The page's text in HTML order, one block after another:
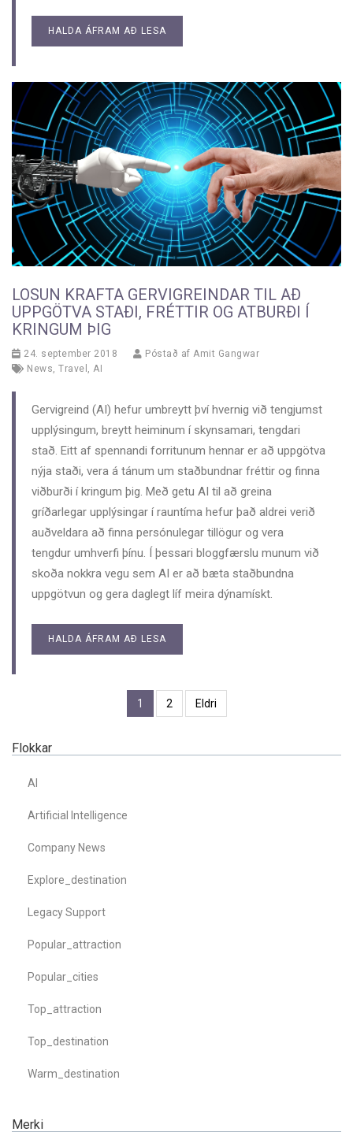
HALDA ÁFRAM AÐ LESA
LOSUN KRAFTA GERVIGREINDAR TIL AÐ
UPPGÖTVA STAÐI, FRÉTTIR OG ATBURÐI Í
KRINGUM ÞIG
24. september 2018 Póstað af Amit Gangwar
News, Travel , AI
Gervigreind (AI) hefur umbreytt því hvernig við tengjumst
upplýsingum, breytt heiminum í skynsamari, tengdari
stað. Eitt af spennandi forritunum hennar er að uppgötva
nýja staði, vera á tánum um staðbundnar fréttir og finna
viðburði í kringum þig. Með getu AI til að greina
gríðarlegar upplýsingar í rauntíma hefur það aldrei verið
auðveldara að finna persónulegar tillögur og vera
tengdur umhverfi þínu. Í þessari bloggfærslu munum við
skoða nokkra vegu sem AI er að bæta staðbundna
uppgötvun og gera daglegt líf meira dýnamískt.
HALDA ÁFRAM AÐ LESA
1 2 Eldri
Flokkar
AI
Artificial Intelligence
Company News
Explore_destination
Legacy Support
Popular_attraction
Popular_cities
Top_attraction
Top_destination
Warm_destination
Merki